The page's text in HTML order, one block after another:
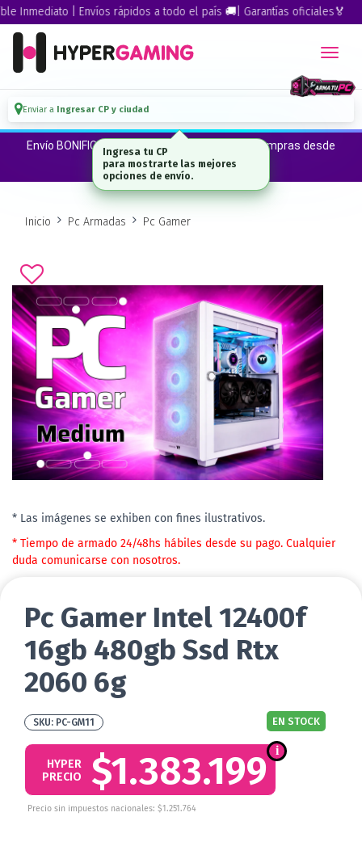
| Envíos rápidos a todo el país 🚚| Garantías oficiales🏅
Enviar a Ingresar CP y ciudad
Envío BONIFICADO a CABA · GBA ·La Plata en compras desde
$300.000*
Inicio Pc Armadas Pc Gamer
* Las imágenes se exhiben con fines ilustrativos.
* Tiempo de armado 24/48hs hábiles desde su pago. Cualquier
duda comunicarse con nosotros.
Pc Gamer Intel 12400f
16gb 480gb Ssd Rtx
2060 6g
PC-GM11 EN STOCK
$1.383.199
HYPER
PRECIO
Precio sin impuestos nacionales: $1.251.764
Ingresa tu CP
para mostrarte las mejores
opciones de envío.